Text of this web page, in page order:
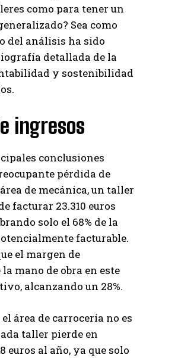
como para tener un
Sea como
del análisis ha sido
detallada de la
y sostenibilidad
ingresos
conclusiones
pérdida de
de mecánica, un taller
facturar 23.310 euros
solo el 68% de la
facturable.
el margen de
mano de obra en este
alcanzando un 28%.
área de carrocería no es
taller pierde en
euros al año, ya que solo